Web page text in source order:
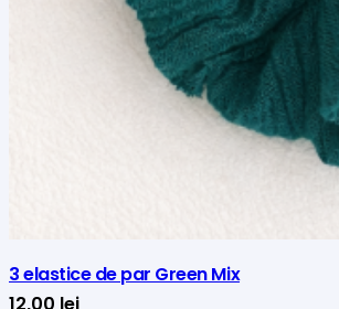
3 elastice de par Green Mix